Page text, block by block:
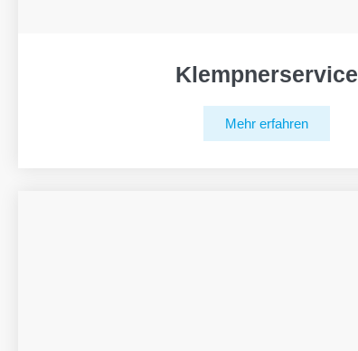
Klempnerservice
Mehr erfahren